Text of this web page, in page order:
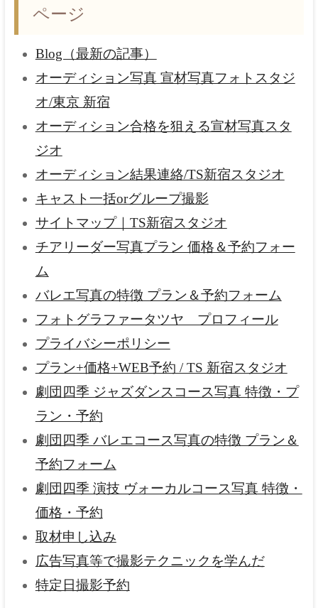
ページ
Blog（最新の記事）
オーディション写真 宣材写真フォトスタジ
オ/東京 新宿
オーディション合格を狙える宣材写真スタ
ジオ
オーディション結果連絡/TS新宿スタジオ
キャスト一括orグループ撮影
サイトマップ｜TS新宿スタジオ
チアリーダー写真プラン 価格＆予約フォー
ム
バレエ写真の特徴 プラン＆予約フォーム
フォトグラファータツヤ プロフィール
プライバシーポリシー
プラン+価格+WEB予約 / TS 新宿スタジオ
劇団四季 ジャズダンスコース写真 特徴・プ
ラン・予約
劇団四季 バレエコース写真の特徴 プラン＆
予約フォーム
劇団四季 演技 ヴォーカルコース写真 特徴・
価格・予約
取材申し込み
広告写真等で撮影テクニックを学んだ
特定日撮影予約